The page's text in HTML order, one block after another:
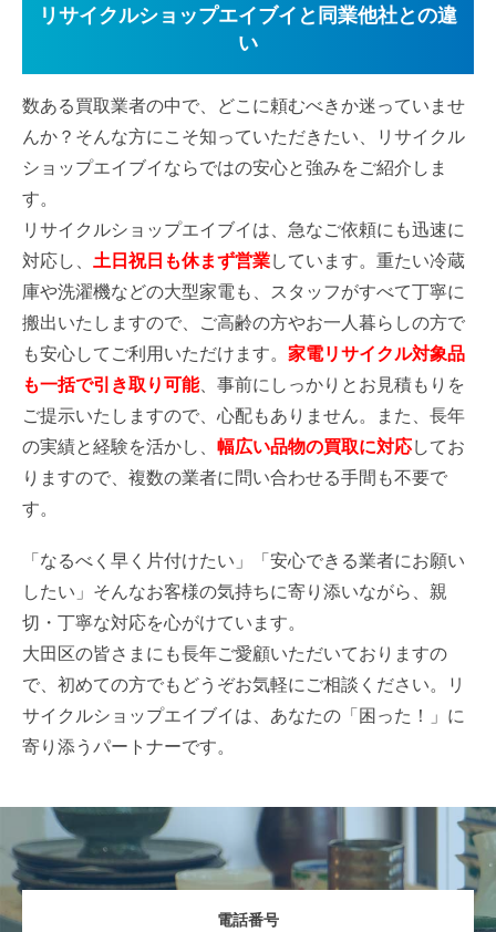
リサイクルショップエイブイと同業他社との違
い
数ある買取業者の中で、どこに頼むべきか迷っていませ
んか？そんな方にこそ知っていただきたい、リサイクル
ショップエイブイならではの安心と強みをご紹介しま
す。
リサイクルショップエイブイは、急なご依頼にも迅速に
対応し、 土日祝日も休まず営業しています。重たい冷蔵
庫や洗濯機などの大型家電も、スタッフがすべて丁寧に
搬出いたしますので、ご高齢の方やお一人暮らしの方で
も安心してご利用いただけます。 家電リサイクル対象品
も一括で引き取り可能、事前にしっかりとお見積もりを
ご提示いたしますので、心配もありません。また、長年
の実績と経験を活かし、 幅広い品物の買取に対応してお
りますので、複数の業者に問い合わせる手間も不要で
す。
「なるべく早く片付けたい」「安心できる業者にお願い
したい」そんなお客様の気持ちに寄り添いながら、親
切・丁寧な対応を心がけています。
大田区の皆さまにも長年ご愛顧いただいておりますの
で、初めての方でもどうぞお気軽にご相談ください。リ
サイクルショップエイブイは、あなたの「困った！」に
寄り添うパートナーです。
電話番号
WEB査定